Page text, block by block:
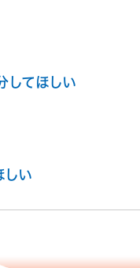
してほしい
しい